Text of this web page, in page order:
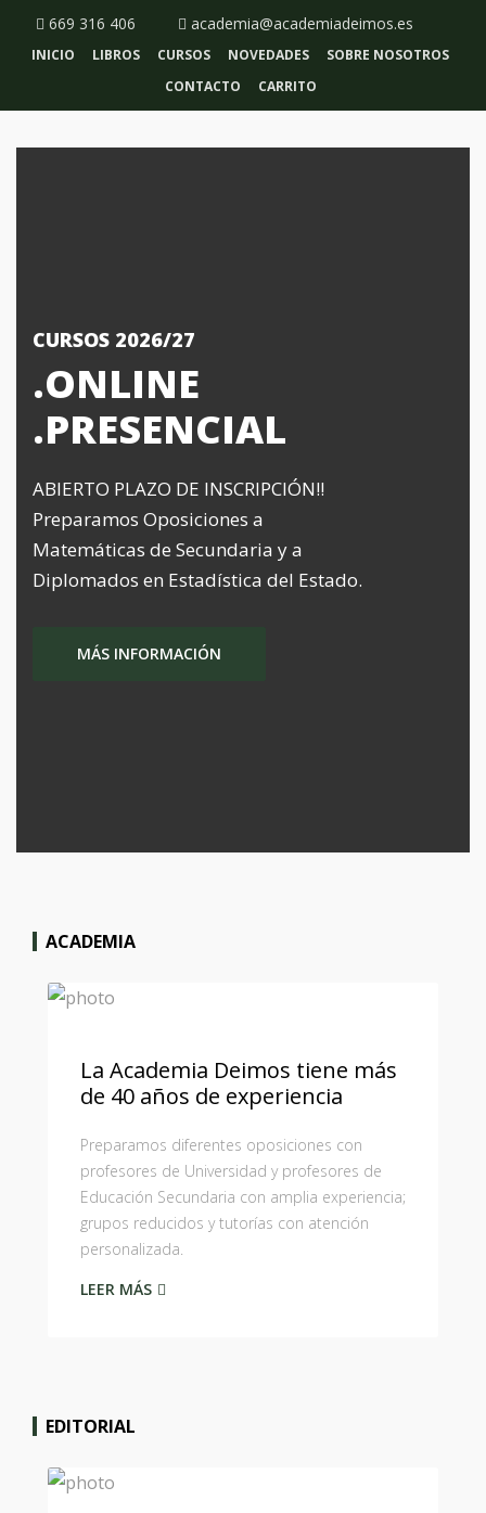
669 316 406 academia@academiadeimos.es
INICIO LIBROS CURSOS NOVEDADES
SOBRE NOSOTROS
CONTACTO
CARRITO
CURSOS 2026/27
.ONLINE
.PRESENCIAL
ABIERTO PLAZO DE INSCRIPCIÓN!!
Preparamos Oposiciones a
Matemáticas de Secundaria y a
Diplomados en Estadística del Estado.
MÁS INFORMACIÓN
ACADEMIA
La Academia Deimos tiene más
de 40 años de experiencia
Preparamos diferentes oposiciones con
profesores de Universidad y profesores de
Educación Secundaria con amplia experiencia;
grupos reducidos y tutorías con atención
personalizada.
LEER MÁS
EDITORIAL